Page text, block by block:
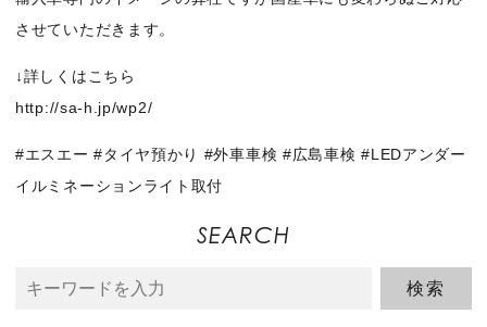
させていただきます。
↓詳しくはこちら
http://sa-h.jp/wp2/
#エスエー #タイヤ預かり #外車車検 #広島車検 #LEDアンダー
イルミネーションライト取付
SEARCH